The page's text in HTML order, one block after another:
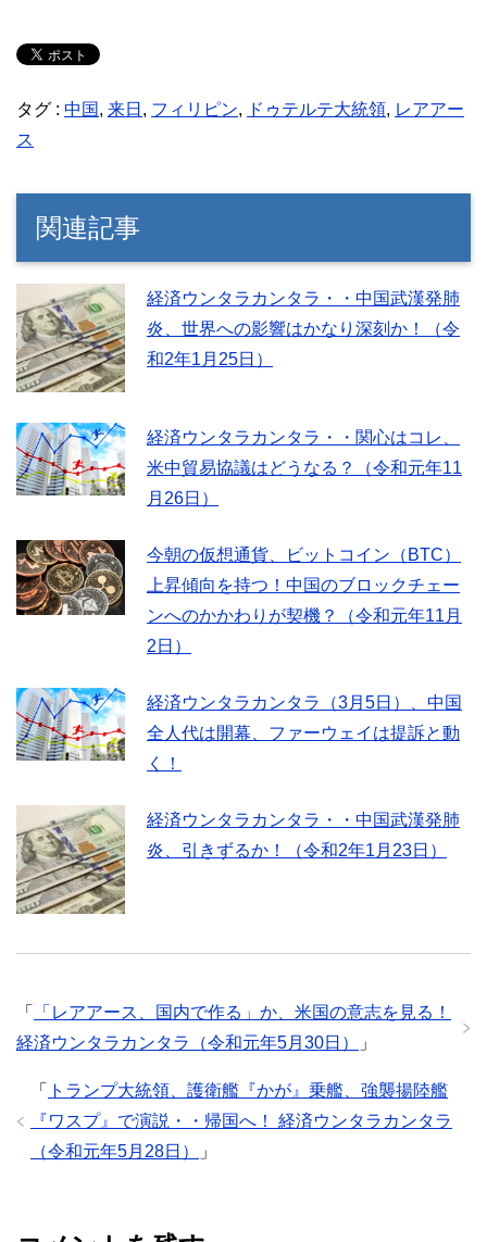
タグ : 中国, 来日 , フィリピン, ドゥテルテ大統領, レアアー
ス
関連記事
経済ウンタラカンタラ・・中国武漢発肺
炎、世界への影響はかなり深刻か！（令
和2年1月25日）
経済ウンタラカンタラ・・関心はコレ、
米中貿易協議はどうなる？（令和元年11
月26日）
今朝の仮想通貨、ビットコイン（BTC）
上昇傾向を持つ！中国のブロックチェー
ンへのかかわりが契機？（令和元年11月
2日）
経済ウンタラカンタラ（3月5日）、中国
全人代は開幕、ファーウェイは提訴と動
く！
経済ウンタラカンタラ・・中国武漢発肺
炎、引きずるか！（令和2年1月23日）
「
「レアアース、国内で作る」か、米国の意志を見る！
経済ウンタラカンタラ（令和元年5月30日）
」
「
トランプ大統領、護衛艦『かが』乗艦、強襲揚陸艦
『ワスプ』で演説・・帰国へ！ 経済ウンタラカンタラ
（令和元年5月28日）
」